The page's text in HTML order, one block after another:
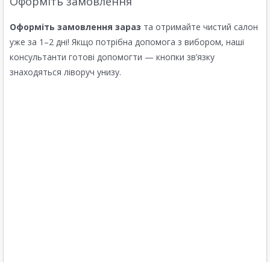
Оформіть замовлення зараз та отримайте чистий салон
уже за 1–2 дні! Якщо потрібна допомога з вибором, наші
консультанти готові допомогти — кнопки зв’язку
знаходяться ліворуч унизу.